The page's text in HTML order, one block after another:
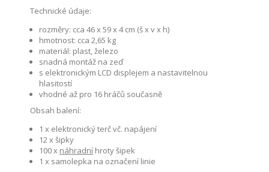
Technické údaje:
rozměry: cca 46 x 59 x 4 cm (š x v x h)
hmotnost: cca 2,65 kg
materiál: plast, železo
snadná montáž na zeď
s elektronickým LCD displejem a nastavitelnou
hlasitostí
vhodné až pro 16 hráčů současně
Obsah balení:
1 x elektronický terč vč. napájení
12 x šipky
100 x náhradní hroty šipek
1 x samolepka na označení linie